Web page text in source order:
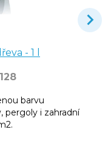
- 1 l
barvu
pergoly i zahradní